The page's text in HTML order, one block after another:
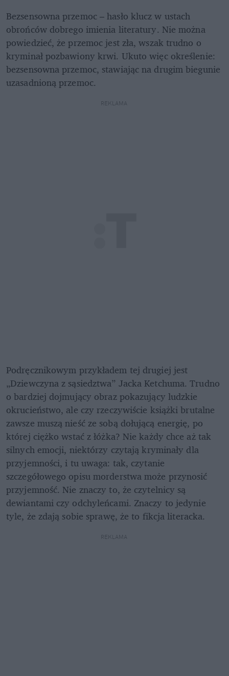
Bezsensowna przemoc – hasło klucz w ustach
obrońców dobrego imienia literatury. Nie można
powiedzieć, że przemoc jest zła, wszak trudno o
kryminał pozbawiony krwi. Ukuto więc określenie:
bezsensowna przemoc, stawiając na drugim biegunie
uzasadnioną przemoc.
REKLAMA
Podręcznikowym przykładem tej drugiej jest
„Dziewczyna z sąsiedztwa” Jacka Ketchuma. Trudno
o bardziej dojmujący obraz pokazujący ludzkie
okrucieństwo, ale czy rzeczywiście książki brutalne
zawsze muszą nieść ze sobą dołującą energię, po
której ciężko wstać z łóżka? Nie każdy chce aż tak
silnych emocji, niektórzy czytają kryminały dla
przyjemności, i tu uwaga: tak, czytanie
szczegółowego opisu morderstwa może przynosić
przyjemność. Nie znaczy to, że czytelnicy są
dewiantami czy odchyleńcami. Znaczy to jedynie
tyle, że zdają sobie sprawę, że to fikcja literacka.
REKLAMA